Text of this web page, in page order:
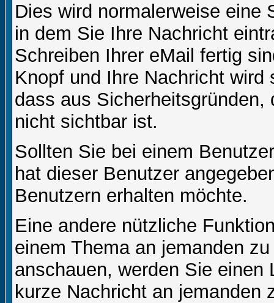
Dies wird normalerweise eine
in dem Sie Ihre Nachricht
Schreiben Ihrer eMail fertig
Knopf und Ihre Nachricht
dass aus
nicht sichtbar ist.
Sollten Sie bei einem
hat dieser Benutzer
Benutzern erhalten möchte.
Eine andere nützliche
einem Thema an jemanden
anschauen, werden Sie
kurze Nachricht an jemanden